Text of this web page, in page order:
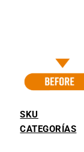
SKU
CATEGORÍAS